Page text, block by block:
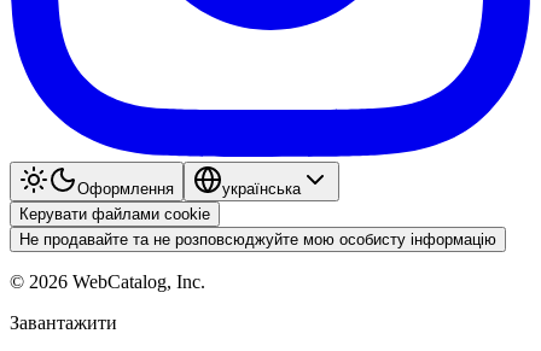
Оформлення
українська
Керувати файлами cookie
Не продавайте та не розповсюджуйте мою особисту інформацію
© 2026 WebCatalog, Inc.
Завантажити